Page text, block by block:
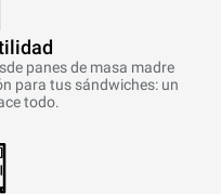
panes de masa madre
para tus sándwiches: un
todo.